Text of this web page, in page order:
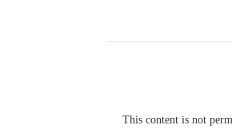
This content is not